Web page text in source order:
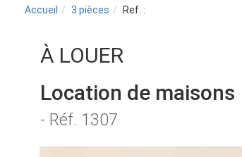
Accueil 3 pièces Ref. :
À LOUER
Location de maisons
- Réf. 1307